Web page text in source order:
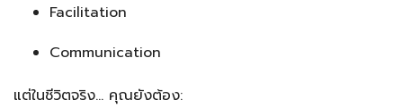
Facilitation
Communication
แต่ในชีวิตจริง… คุณยังต้อง: